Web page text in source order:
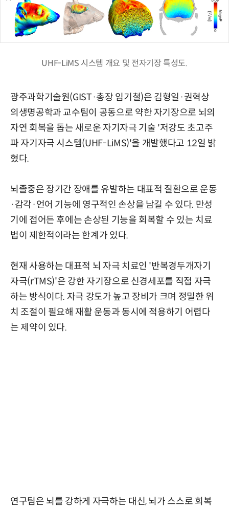
UHF-LiMS 시스템 개요 및 전자기장 특성도.
광주과학기술원(GIST·총장 임기철)은 김형일·권혁상
의생명공학과 교수팀이 공동으로 약한 자기장으로 뇌의
자연 회복을 돕는 새로운 자기자극 기술 '저강도 초고주
파 자기자극 시스템(UHF-LiMS)'을 개발했다고 12일 밝
혔다.
뇌졸중은 장기간 장애를 유발하는 대표적 질환으로 운동
·감각·언어 기능에 영구적인 손상을 남길 수 있다. 만성
기에 접어든 후에는 손상된 기능을 회복할 수 있는 치료
법이 제한적이라는 한계가 있다.
현재 사용하는 대표적 뇌 자극 치료인 '반복경두개자기
자극(rTMS)'은 강한 자기장으로 신경세포를 직접 자극
하는 방식이다. 자극 강도가 높고 장비가 크며 정밀한 위
치 조절이 필요해 재활 운동과 동시에 적용하기 어렵다
는 제약이 있다.
연구팀은 뇌를 강하게 자극하는 대신, 뇌가 스스로 회복